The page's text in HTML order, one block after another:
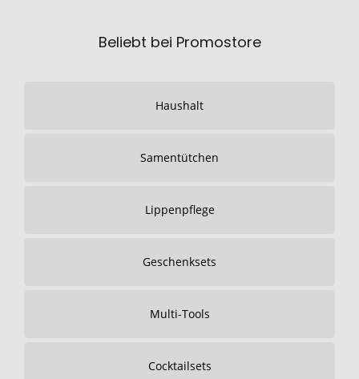
Beliebt bei Promostore
Haushalt
Samentütchen
Lippenpflege
Geschenksets
Multi-Tools
Cocktailsets